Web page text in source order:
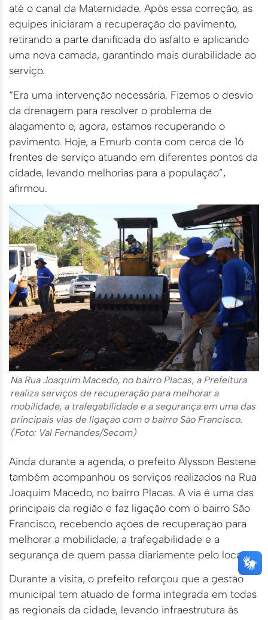
até o canal da Maternidade. Após essa correção, as
equipes iniciaram a recuperação do pavimento,
retirando a parte danificada do asfalto e aplicando
uma nova camada, garantindo mais durabilidade ao
serviço.
“Era uma intervenção necessária. Fizemos o desvio
da drenagem para resolver o problema de
alagamento e, agora, estamos recuperando o
pavimento. Hoje, a Emurb conta com cerca de 16
frentes de serviço atuando em diferentes pontos da
cidade, levando melhorias para a população”,
afirmou.
Na Rua Joaquim Macedo, no bairro Placas, a Prefeitura
realiza serviços de recuperação para melhorar a
mobilidade, a trafegabilidade e a segurança em uma das
principais vias de ligação com o bairro São Francisco.
(Foto: Val Fernandes/Secom)
Ainda durante a agenda, o prefeito Alysson Bestene
também acompanhou os serviços realizados na Rua
Joaquim Macedo, no bairro Placas. A via é uma das
principais da região e faz ligação com o bairro São
Francisco, recebendo ações de recuperação para
melhorar a mobilidade, a trafegabilidade e a
segurança de quem passa diariamente pelo local.
Durante a visita, o prefeito reforçou que a gestão
municipal tem atuado de forma integrada em todas
as regionais da cidade, levando infraestrutura às